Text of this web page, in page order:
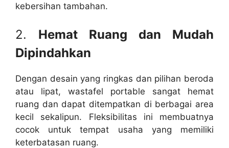
kebersihan tambahan.
2. Hemat Ruang dan Mudah
Dipindahkan
Dengan desain yang ringkas dan pilihan beroda
atau lipat, wastafel portable sangat hemat
ruang dan dapat ditempatkan di berbagai area
kecil sekalipun. Fleksibilitas ini membuatnya
cocok untuk tempat usaha yang memiliki
keterbatasan ruang.